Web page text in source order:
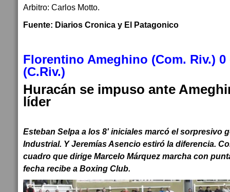
Arbitro: Carlos Motto.
Fuente: Diarios Cronica y El Patagonico
Florentino Ameghino (Com. Riv.) 0
(C.Riv.)
Huracán se impuso ante
líder
Esteban Selpa a los 8' iniciales marcó el sorpresivo
Industrial. Y Jeremías Asencio estiró la diferencia.
cuadro que dirige Marcelo Márquez marcha con
fecha recibe a Boxing Club.